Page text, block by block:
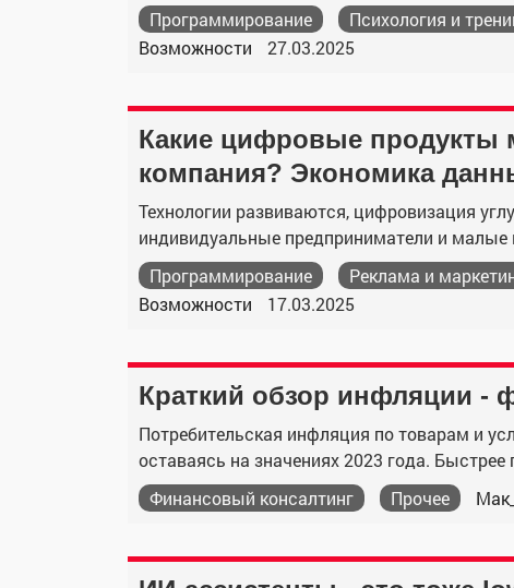
Программирование
Психология и
Возможности
27.03.2025
Какие цифровые продукты
компания? Экономика
Технологии развиваются, цифровизация
индивидуальные предприниматели и малые
Программирование
Реклама и
Возможности
17.03.2025
Краткий обзор инфляции -
Потребительская инфляция по товарам и
оставаясь на значениях 2023 года. Быстрее
Финансовый консалтинг
Прочее